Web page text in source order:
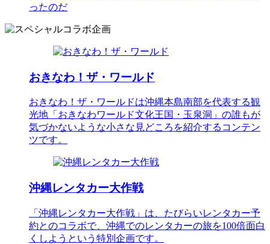
ったのだ
おきなわ！ザ・ワールド
おきなわ！ザ・ワールドは沖縄本島南部を代表する観
光地「おきなわワールド文化王国・玉泉洞」の誰もが
気づかないような小さな見どころを紹介するコンテン
ツです。
沖縄レンタカー大作戦
「沖縄レンタカー大作戦」は、たびらいレンタカー予
約とのコラボで、沖縄でのレンタカーの旅を100倍面白
くしようという特別企画です。